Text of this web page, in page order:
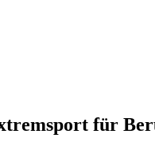
für